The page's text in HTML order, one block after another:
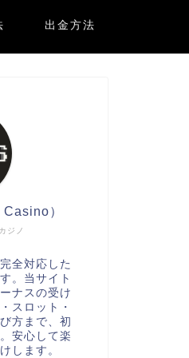
出金方法
ジノ
）
全対応した
。当サイト
ナスの受け
スロット・
方まで、初
安心して楽
します。